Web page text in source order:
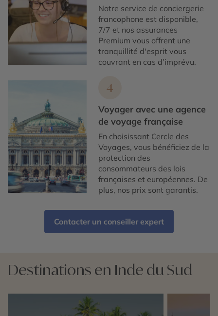
Notre service de conciergerie
francophone est disponible,
7/7 et nos assurances
Premium vous offrent une
tranquillité d'esprit vous
couvrant en cas d’imprévu.
4
Voyager avec une agence
de voyage française
En choisissant Cercle des
Voyages, vous bénéficiez de la
protection des
consommateurs des lois
françaises et européennes. De
plus, nos prix sont garantis.
Contacter un conseiller expert
Destinations en Inde du Sud